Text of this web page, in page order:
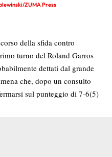
ZUMA Press
della sfida contro
turno del Roland Garros
dettati dal grande
che, dopo un consulto
sul punteggio di 7-6(5)